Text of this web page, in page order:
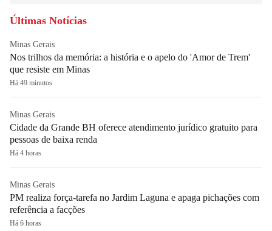
Últimas Notícias
Minas Gerais
Nos trilhos da memória: a história e o apelo do 'Amor de Trem'
que resiste em Minas
Há 49 minutos
Minas Gerais
Cidade da Grande BH oferece atendimento jurídico gratuito para
pessoas de baixa renda
Há 4 horas
Minas Gerais
PM realiza força-tarefa no Jardim Laguna e apaga pichações com
referência a facções
Há 6 horas